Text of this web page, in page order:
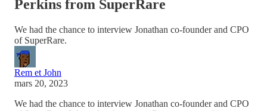
Perkins from SuperRare
We had the chance to interview Jonathan co-founder and CPO
of SuperRare.
Rem et John
mars 20, 2023
We had the chance to interview Jonathan co-founder and CPO